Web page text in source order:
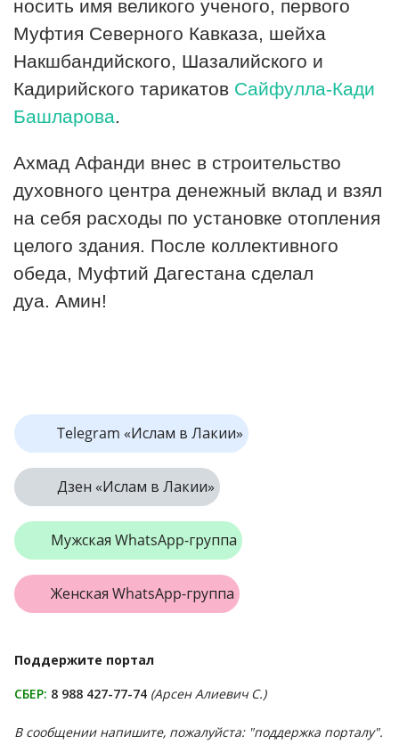
носить имя великого ученого, первого
Муфтия Северного Кавказа, шейха
Накшбандийского, Шазалийского и
Кадирийского тарикатов Сайфулла-Кади
Башларова
Ахмад Афанди внес в строительство
духовного центра денежный вклад и взял
на себя расходы по установке отопления
целого здания. После коллективного
обеда, Муфтий Дагестана сделал
дуа. Амин!
Telegram «Ислам в Лакии»
Дзен «Ислам в Лакии»
Мужская WhatsApp-группа
Женская WhatsApp-группа
Поддержите портал
СБЕР: 8 988 427-77-74 (Арсен Алиевич С.)
В сообщении напишите, пожалуйста: "поддержка порталу".